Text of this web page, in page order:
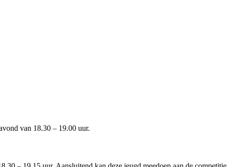
van 18.30 – 19.00 uur.